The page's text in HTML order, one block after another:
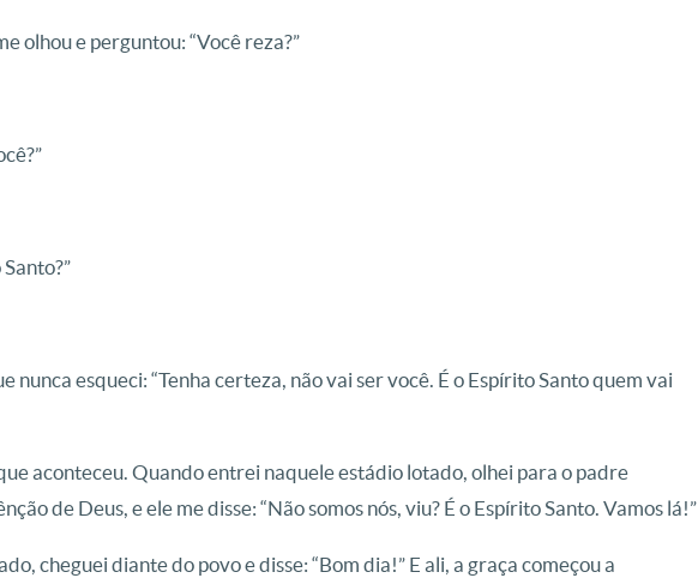
olhou e perguntou: “Você reza?”
nunca esqueci: “Tenha certeza, não vai ser você. É o Espírito Santo quem vai
aconteceu. Quando entrei naquele estádio lotado, olhei para o padre
de Deus, e ele me disse: “Não somos nós, viu? É o Espírito Santo. Vamos lá!”
cheguei diante do povo e disse: “Bom dia!” E ali, a graça começou a